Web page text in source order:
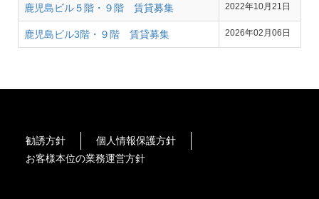
鹿児島ビル５階・９階 賃貸募集 2022年10月21日
鹿児島ビル3階・９階 賃貸募集 2026年02月06日
勧誘方針
個人情報保護方針
お客様本位の業務運営方針